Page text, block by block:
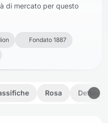
di mercato per questo
Fondato 1887
Rosa Dettagli